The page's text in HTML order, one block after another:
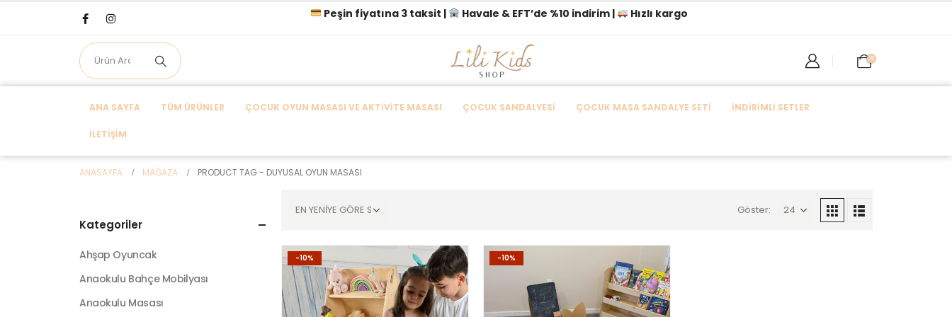
Peşin fiyatına 3 taksit | Havale & EFT’de %10 indirim | Hızlı kargo
0
ANA SAYFA TÜM ÜRÜNLER ÇOCUK OYUN MASASI VE AKTIVITE MASASI ÇOCUK SANDALYESI ÇOCUK MASA SANDALYE SETI İNDIRIMLI SETLER
İLETIŞIM
ANASAYFA MAĞAZA PRODUCT TAG - DUYUSAL OYUN MASASI
Göster:
-10% -10%
Kategoriler
Ahşap Oyuncak
Anaokulu Bahçe Mobilyası
Anaokulu Masası